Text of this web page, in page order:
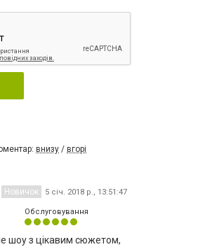
внизу / вгорі
Новичок 5 січ. 2018 р., 13:51:47
Обслуговування
шоу з цікавим сюжетом,